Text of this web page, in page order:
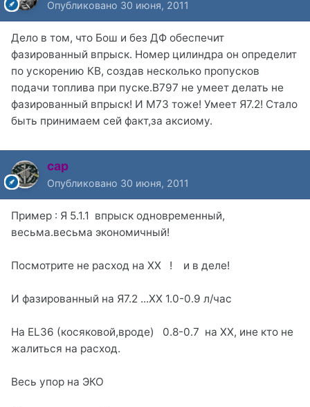
Опубликовано 30 июня, 2011
Дело в том, что Бош и без ДФ обеспечит
фазированный впрыск. Номер цилиндра он определит
по ускорению КВ, создав несколько пропусков
подачи топлива при пуске.B797 не умеет делать не
фазированный впрыск! И М73 тоже! Умеет Я7.2! Стало
быть принимаем сей факт,за аксиому.
cap
Опубликовано 30 июня, 2011
Пример : Я 5.1.1 впрыск одновременный,
весьма.весьма экономичный!
Посмотрите не расход на ХХ ! и в деле!
И фазированный на Я7.2 ...ХХ 1.0-0.9 л/час
На EL36 (косяковой,вроде) 0.8-0.7 на ХХ, ине кто не
жалиться на расход.
Весь упор на ЭКО